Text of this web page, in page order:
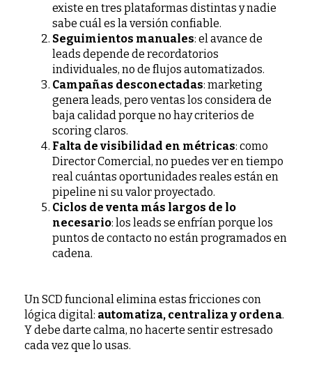
existe en tres plataformas distintas y nadie
sabe cuál es la versión confiable.
Seguimientos manuales: el avance de
leads depende de recordatorios
individuales, no de flujos automatizados.
Campañas desconectadas: marketing
genera leads, pero ventas los considera de
baja calidad porque no hay criterios de
scoring claros.
Falta de visibilidad en métricas: como
Director Comercial, no puedes ver en tiempo
real cuántas oportunidades reales están en
pipeline ni su valor proyectado.
Ciclos de venta más largos de lo
necesario: los leads se enfrían porque los
puntos de contacto no están programados en
cadena.
Un SCD funcional elimina estas fricciones con
lógica digital: automatiza, centraliza y ordena.
Y debe darte calma, no hacerte sentir estresado
cada vez que lo usas.